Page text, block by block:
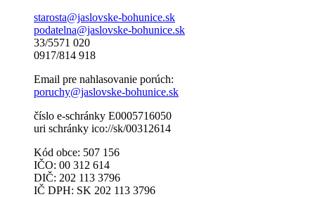
starosta@jaslovske-bohunice.sk
podatelna@jaslovske-bohunice.sk
33/5571 020
0917/814 918
Email pre nahlasovanie porúch:
poruchy@jaslovske-bohunice.sk
číslo e-schránky E0005716050
uri schránky ico://sk/00312614
Kód obce: 507 156
IČO: 00 312 614
DIČ: 202 113 3796
IČ DPH: SK 202 113 3796